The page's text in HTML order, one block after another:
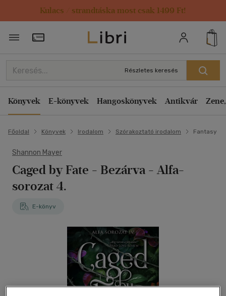
Kulacs / strandtáska most csak 1499 Ft!
Törzsvásárlói Kártya adatai
Részletes keresés
Könyvek E-könyvek Hangoskönyvek Antikvár
Főoldal Könyvek Irodalom Szórakoztató irodalom Fantasy
Shannon Mayer
Caged by Fate - Bezárva - Alfa-
sorozat 4.
E-könyv